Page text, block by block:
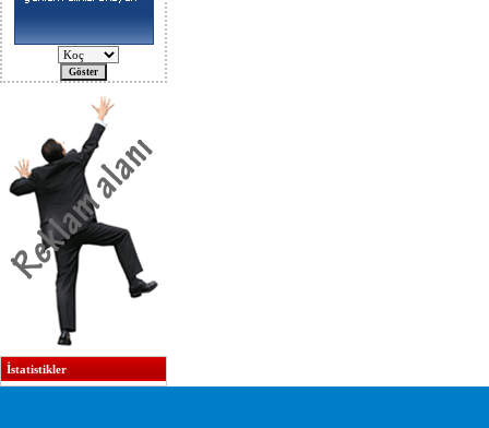
İstatistikler